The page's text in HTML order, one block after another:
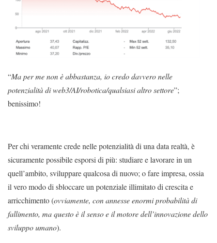
“Ma per me non è abbastanza, io credo davvero nelle
potenzialità di web3/AI/robotica/qualsiasi altro settore”;
benissimo!
Per chi veramente crede nelle potenzialità di una data realtà, è
sicuramente possibile esporsi di più: studiare e lavorare in un
quell’ambito, sviluppare qualcosa di nuovo; o fare impresa, ossia
il vero modo di sbloccare un potenziale illimitato di crescita e
arricchimento (ovviamente, con annesse enormi probabilità di
fallimento, ma questo è il senso e il motore dell’innovazione dello
sviluppo umano).